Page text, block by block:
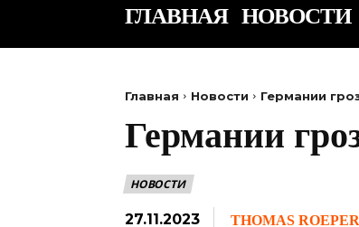
ГЛАВНАЯ НОВОСТИ
Главная Новости Германии
Германии
НОВОСТИ
27.11.2023 THOMAS ROEPER